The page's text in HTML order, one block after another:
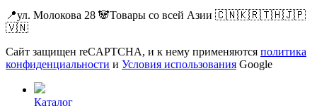
📍ул. Молокова 28 🐼Товары со всей Азии 🇨🇳🇰🇷🇹🇭🇯🇵
🇻🇳
Сайт защищен reCAPTCHA, и к нему применяются политика
конфиденциальности и Условия использования Google
Каталог